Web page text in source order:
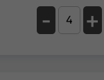
- +